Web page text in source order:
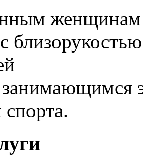
женщинам